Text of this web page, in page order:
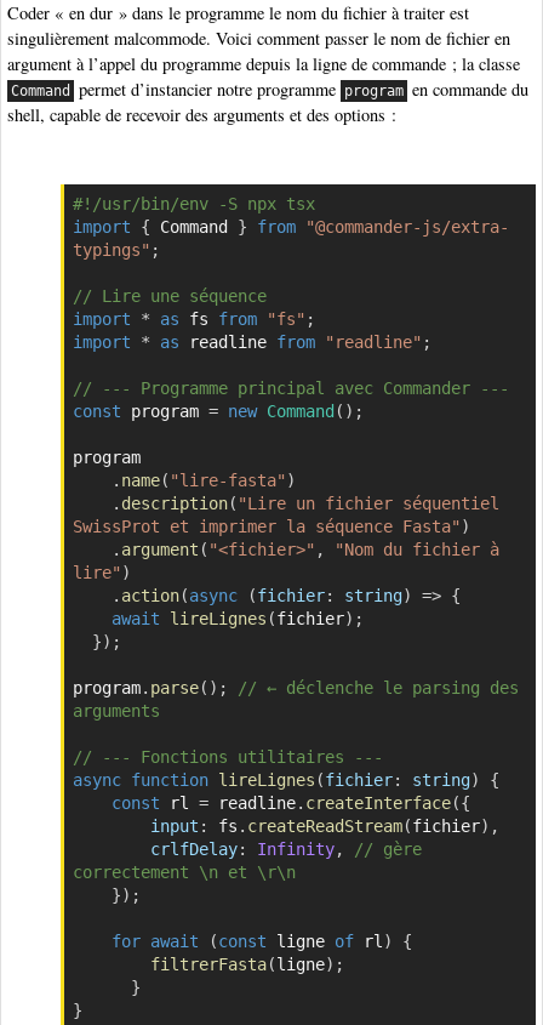
Coder « en dur » dans le programme le nom du fichier à traiter est
singulièrement malcommode. Voici comment passer le nom de fichier en
argument à l’appel du programme depuis la ligne de commande ; la classe
Command permet d’instancier notre programme program en commande du
shell, capable de recevoir des arguments et des options :
#!/usr/bin/env -S npx tsx
import
{ Command } from
"@commander-js/extra-
typings" ;
// Lire une séquence
import
* as fs from "fs" ;
import
* as readline from "readline" ;
// --- Programme principal avec Commander ---
const program = new Command ( ) ;
program
. name( "lire-fasta" )
. description( "Lire un fichier séquentiel
SwissProt et imprimer la séquence Fasta" )
. argument ( "<fichier>" ,
"Nom du fichier à
lire" )
. action(async (fichier: string) => {
await
lireLignes (fichier) ;
}) ;
program. parse( ) ;
// ← déclenche le parsing des
arguments
// --- Fonctions utilitaires ---
async function lireLignes (fichier: string)
{
const rl = readline. createInterface({
input : fs . createReadStream(fichier) ,
crlfDelay: Infinity,
// gère
correctement \n et \r\n
}) ;
for await (const ligne of rl )
{
filtrerFasta(ligne) ;
}
}